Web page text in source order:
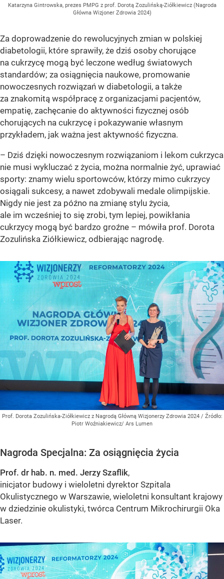
Katarzyna Gintrowska, prezes PMPG z prof. Dorotą Zozulińską-Ziółkiewicz (Nagroda
Główna Wizjoner Zdrowia 2024)
Za doprowadzenie do rewolucyjnych zmian w polskiej
diabetologii, które sprawiły, że dziś osoby chorujące
na cukrzycę mogą być leczone według światowych
standardów; za osiągnięcia naukowe, promowanie
nowoczesnych rozwiązań w diabetologii, a także
za znakomitą współpracę z organizacjami pacjentów,
empatię, zachęcanie do aktywności fizycznej osób
chorujących na cukrzycę i pokazywanie własnym
przykładem, jak ważna jest aktywność fizyczna.
– Dziś dzięki nowoczesnym rozwiązaniom i lekom cukrzyca
nie musi wykluczać z życia, można normalnie żyć, uprawiać
sporty: znamy wielu sportowców, którzy mimo cukrzycy
osiągali sukcesy, a nawet zdobywali medale olimpijskie.
Nigdy nie jest za późno na zmianę stylu życia,
ale im wcześniej to się zrobi, tym lepiej, powikłania
cukrzycy mogą być bardzo groźne – mówiła prof. Dorota
Zozulińska Ziółkiewicz, odbierając nagrodę.
Prof. Dorota Zozulińska-Ziółkiewicz z Nagrodą Główną Wizjonerzy Zdrowia 2024 / Źródło:
Piotr Woźniakiewicz/ Ars Lumen
Nagroda Specjalna: Za osiągnięcia życia
Prof. dr hab. n. med. Jerzy Szaflik,
inicjator budowy i wieloletni dyrektor Szpitala
Okulistycznego w Warszawie, wieloletni konsultant krajowy
w dziedzinie okulistyki, twórca Centrum Mikrochirurgii Oka
Laser.